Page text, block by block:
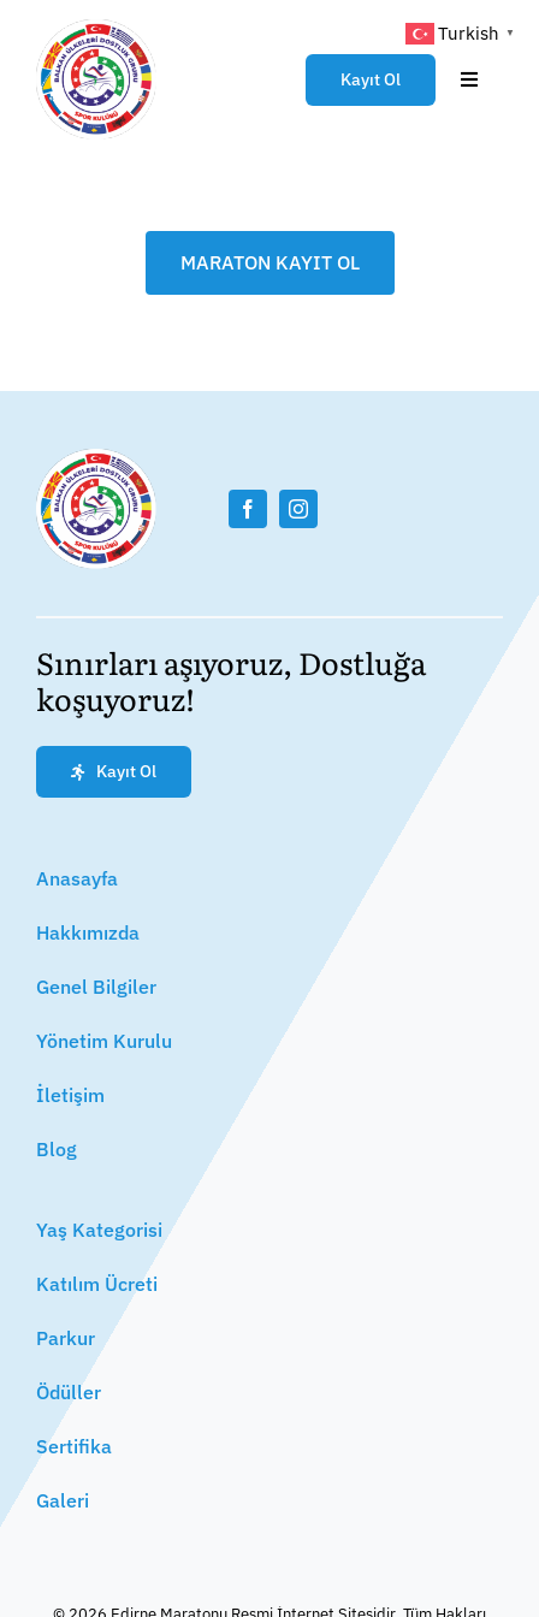
content
Kayıt Ol
Toggle
Anasayfa
Katılımcılar
MARATON KAYIT OL
Sınırları aşıyoruz, Dostluğa
koşuyoruz!
Kayıt Ol
Anasayfa
Hakkımızda
Genel Bilgiler
Yönetim Kurulu
İletişim
Blog
Yaş Kategorisi
Katılım Ücreti
Parkur
Ödüller
Sertifika
Galeri
Turkish ▼